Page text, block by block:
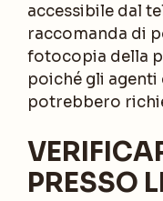
accessibile dal
raccomanda di
fotocopia della
poiché gli agenti
potrebbero
PRESSO